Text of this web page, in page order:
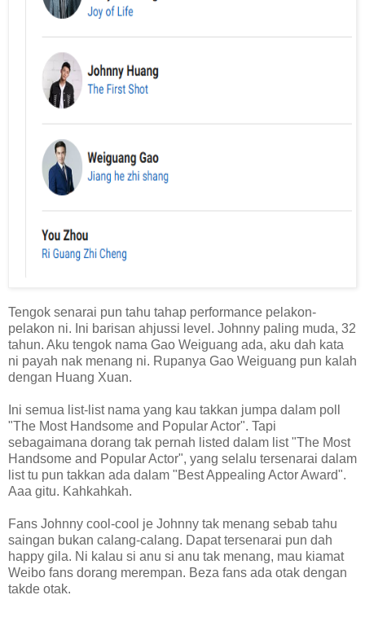
Tengok senarai pun tahu tahap performance pelakon-
pelakon ni. Ini barisan ahjussi level. Johnny paling muda, 32
tahun. Aku tengok nama Gao Weiguang ada, aku dah kata
ni payah nak menang ni. Rupanya Gao Weiguang pun kalah
dengan Huang Xuan.
Ini semua list-list nama yang kau takkan jumpa dalam poll
"The Most Handsome and Popular Actor". Tapi
sebagaimana dorang tak pernah listed dalam list "The Most
Handsome and Popular Actor", yang selalu tersenarai dalam
list tu pun takkan ada dalam "Best Appealing Actor Award".
Aaa gitu. Kahkahkah.
Fans Johnny cool-cool je Johnny tak menang sebab tahu
saingan bukan calang-calang. Dapat tersenarai pun dah
happy gila. Ni kalau si anu si anu tak menang, mau kiamat
Weibo fans dorang merempan. Beza fans ada otak dengan
takde otak.